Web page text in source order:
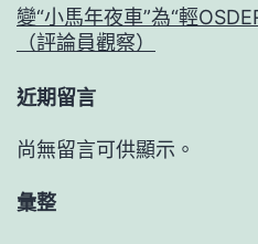
變“小馬年夜車”為“輕
（評論員觀察）
近期留言
尚無留言可供顯示。
彙整